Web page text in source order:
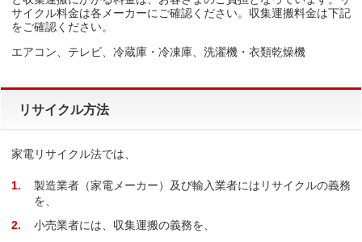
サイクル料金は各メーカーにご確認ください。収集運搬料金は下記
をご確認ください。
エアコン、テレビ、冷蔵庫・冷凍庫、洗濯機・衣類乾燥機
リサイクル方法
家電リサイクル法では、
1
製造業者（家電メーカー）及び輸入業者にはリサイクルの義務
を、
2
小売業者には、収集運搬の義務を、